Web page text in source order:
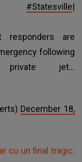
#Statesville|
are
following
jet…
December 18,
cu un final tragic: